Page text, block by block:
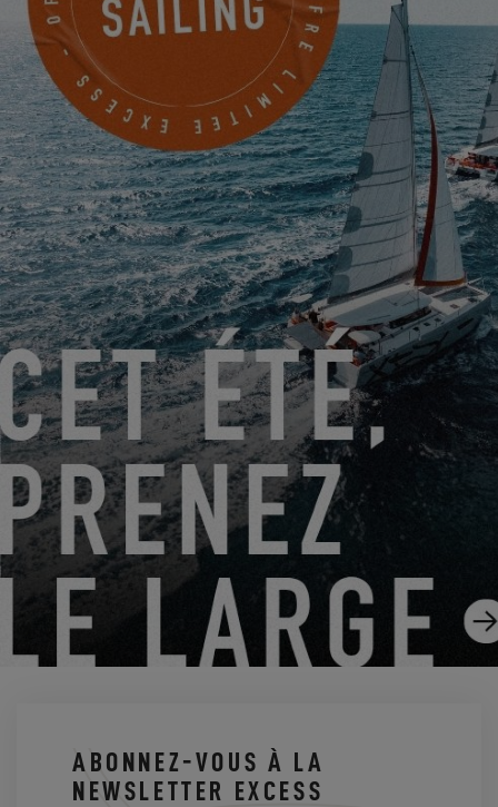
N’OUBLIEZ PAS DE VOTER POUR VOTRE MULTICOQUE
PRÉFÉRÉ !
31.03.2023
AVOIR UN CATAMARAN EXCESS EN COPROPRIÉTÉ :
C’EST POSSIBLE !
ABONNEZ-VOUS À LA
NEWSLETTER EXCESS